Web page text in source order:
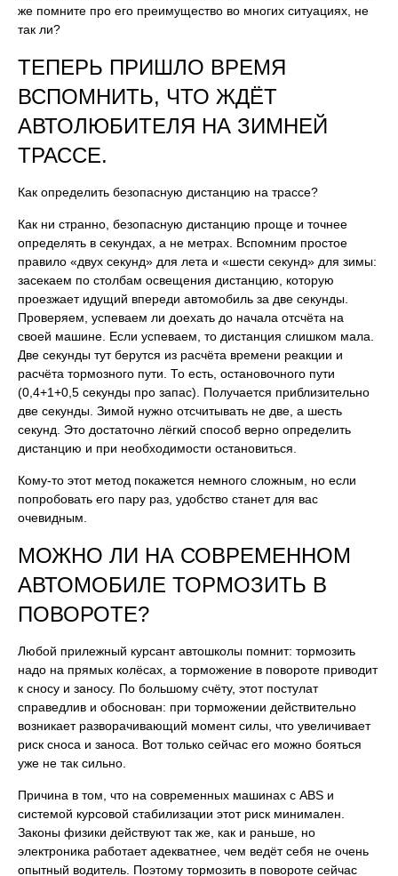
же помните про его преимущество во многих ситуациях, не
так ли?
ТЕПЕРЬ ПРИШЛО ВРЕМЯ
ВСПОМНИТЬ, ЧТО ЖДЁТ
АВТОЛЮБИТЕЛЯ НА ЗИМНЕЙ
ТРАССЕ.
Как определить безопасную дистанцию на трассе?
Как ни странно, безопасную дистанцию проще и точнее
определять в секундах, а не метрах. Вспомним простое
правило «двух секунд» для лета и «шести секунд» для зимы:
засекаем по столбам освещения дистанцию, которую
проезжает идущий впереди автомобиль за две секунды.
Проверяем, успеваем ли доехать до начала отсчёта на
своей машине. Если успеваем, то дистанция слишком мала.
Две секунды тут берутся из расчёта времени реакции и
расчёта тормозного пути. То есть, остановочного пути
(0,4+1+0,5 секунды про запас). Получается приблизительно
две секунды. Зимой нужно отсчитывать не две, а шесть
секунд. Это достаточно лёгкий способ верно определить
дистанцию и при необходимости остановиться.
Кому-то этот метод покажется немного сложным, но если
попробовать его пару раз, удобство станет для вас
очевидным.
МОЖНО ЛИ НА СОВРЕМЕННОМ
АВТОМОБИЛЕ ТОРМОЗИТЬ В
ПОВОРОТЕ?
Любой прилежный курсант автошколы помнит: тормозить
надо на прямых колёсах, а торможение в повороте приводит
к сносу и заносу. По большому счёту, этот постулат
справедлив и обоснован: при торможении действительно
возникает разворачивающий момент силы, что увеличивает
риск сноса и заноса. Вот только сейчас его можно бояться
уже не так сильно.
Причина в том, что на современных машинах с ABS и
системой курсовой стабилизации этот риск минимален.
Законы физики действуют так же, как и раньше, но
электроника работает адекватнее, чем ведёт себя не очень
опытный водитель. Поэтому тормозить в повороте сейчас